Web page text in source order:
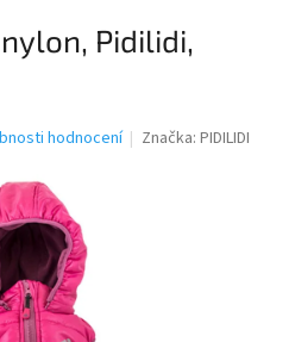
Pidilidi,
hodnocení Značka:PIDILIDI